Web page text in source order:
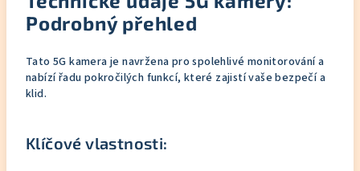
Podrobný přehled
Tato 5G kamera je navržena pro spolehlivé monitorování a
nabízí řadu pokročilých funkcí, které zajistí vaše bezpečí a
klid.
Klíčové vlastnosti: